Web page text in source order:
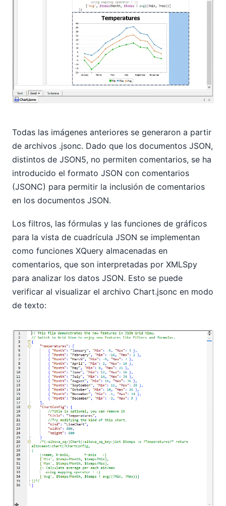
Todas las imágenes anteriores se generaron a partir
de archivos .jsonc. Dado que los documentos JSON,
distintos de JSON5, no permiten comentarios, se ha
introducido el formato JSON con comentarios
(JSONC) para permitir la inclusión de comentarios
en los documentos JSON.
Los filtros, las fórmulas y las funciones de gráficos
para la vista de cuadrícula JSON se implementan
como funciones XQuery almacenadas en
comentarios, que son interpretadas por XMLSpy
para analizar los datos JSON. Esto se puede
verificar al visualizar el archivo Chart.jsonc en modo
de texto: